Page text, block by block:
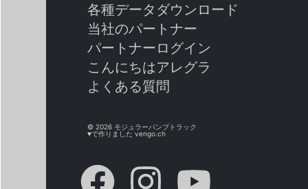
各種データダウンロード
当社のパートナー
パートナーログイン
こんにちはアレグラ
よくある質問
© 2026 モジュラーパンプトラック
♥で作りましたvengo.ch